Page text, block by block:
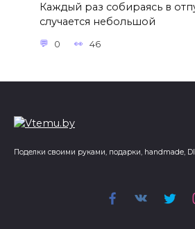
Каждый раз собираясь в
случается небольшой
0 46
Поделки своими руками, подарки, handmade,